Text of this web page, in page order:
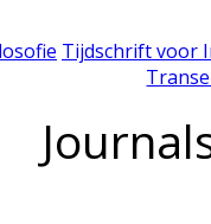
Tijdschrift voor